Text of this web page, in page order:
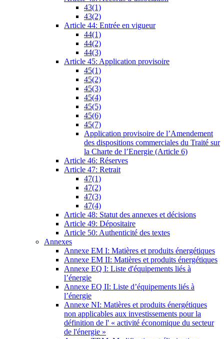
43(1)
43(2)
Article 44: Entrée en vigueur
44(1)
44(2)
44(3)
Article 45: Application provisoire
45(1)
45(2)
45(3)
45(4)
45(5)
45(6)
45(7)
Application provisoire de l’Amendement
des dispositions commerciales du Traité sur
la Charte de l’Energie (Article 6)
Article 46: Réserves
Article 47: Retrait
47(1)
47(2)
47(3)
47(4)
Article 48: Statut des annexes et décisions
Article 49: Dépositaire
Article 50: Authenticité des textes
Annexes
Annexe EM I: Matières et produits énergétiques
Annexe EM II: Matières et produits énergétiques
Annexe EQ I: Liste d'équipements liés à
l’énergie
Annexe EQ II: Liste d’équipements liés à
l’énergie
Annexe NI: Matières et produits énergétiques
non applicables aux investissements pour la
définition de l' « activité économique du secteur
de l'énergie »